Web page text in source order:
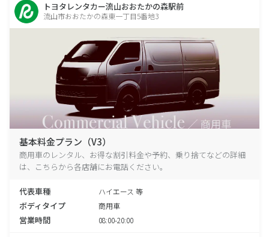
トヨタレンタカー流山おおたかの森駅前
流山市おおたかの森東一丁目5番地3
基本料金プラン（V3）
商用車のレンタル、お得な割引料金や予約、乗り捨てなどの詳細
は、こちらから各店舗にお電話ください。
代表車種 ハイエース 等
ボディタイプ 商用車
営業時間 08:00-20:00